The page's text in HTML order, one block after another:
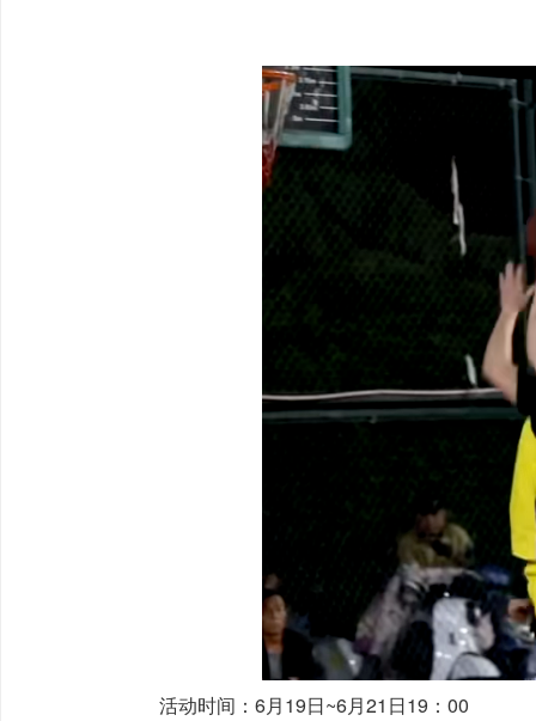
活动时间：6月19日~6月21日19：00